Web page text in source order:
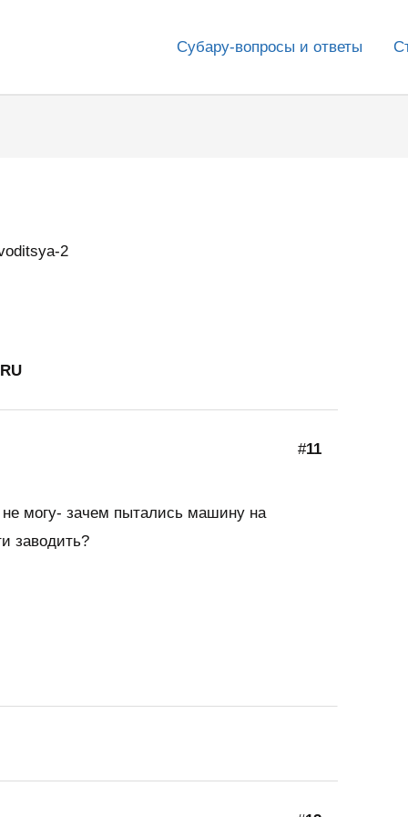
Субару-вопросы и ответы
2
#11
не могу- зачем пытались машину на
заводить?